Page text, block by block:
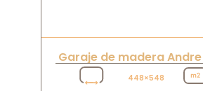
Garaje de madera Andre
448×548